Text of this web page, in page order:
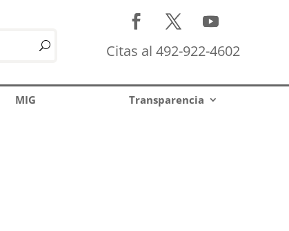
Citas al 492-922-4602
MIG
Transparencia